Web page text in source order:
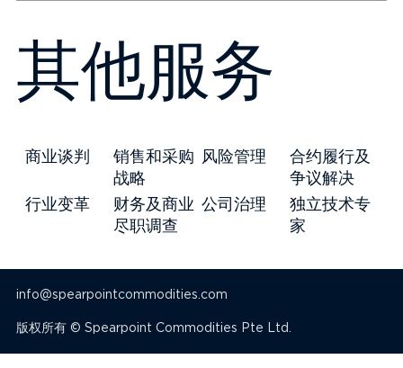
商业谈判
销售和采购
战略
风险管理
合约履行及
争议解决
行业变革
财务及商业
尽职调查
公司治理
独立技术专
家
其他服务
info@spearpointcommodities.com
版权所有 © Spearpoint Commodities Pte Ltd.